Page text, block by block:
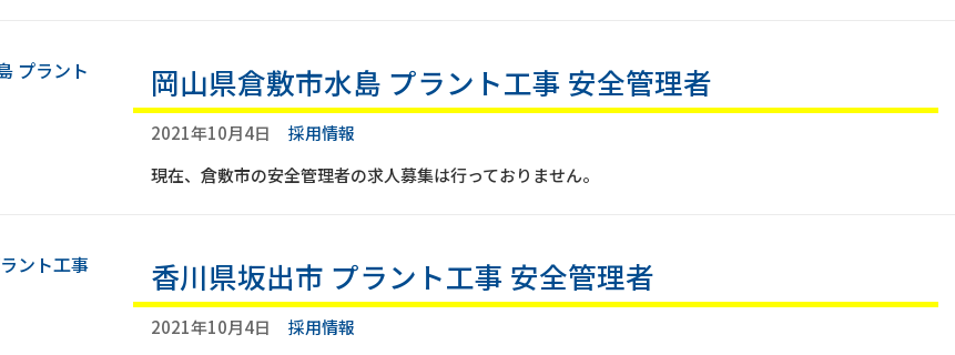
岡山県倉敷市水島 プラント工事 安全管理者
2021年10月4日
採用情報
現在、倉敷市の安全管理者の求人募集は行っておりません。
香川県坂出市 プラント工事 安全管理者
2021年10月4日
採用情報